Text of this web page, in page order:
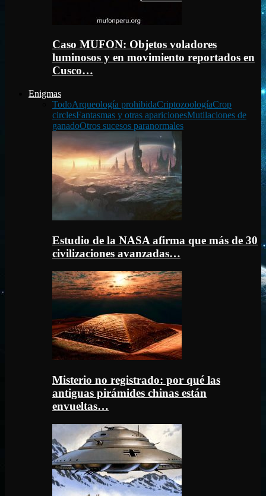
Caso MUFON: Objetos voladores
luminosos y en movimiento reportados en
Cusco…
Enigmas
TodoArqueología prohibidaCriptozoologíaCrop
circlesFantasmas y otras aparicionesMutilaciones de
ganadoOtros sucesos paranormales
Estudio de la NASA afirma que más de 30
civilizaciones avanzadas…
Misterio no registrado: por qué las
antiguas pirámides chinas están
envueltas…